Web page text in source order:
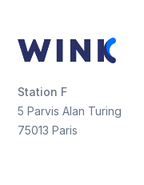
Station F
5 Parvis Alan Turing
75013 Paris